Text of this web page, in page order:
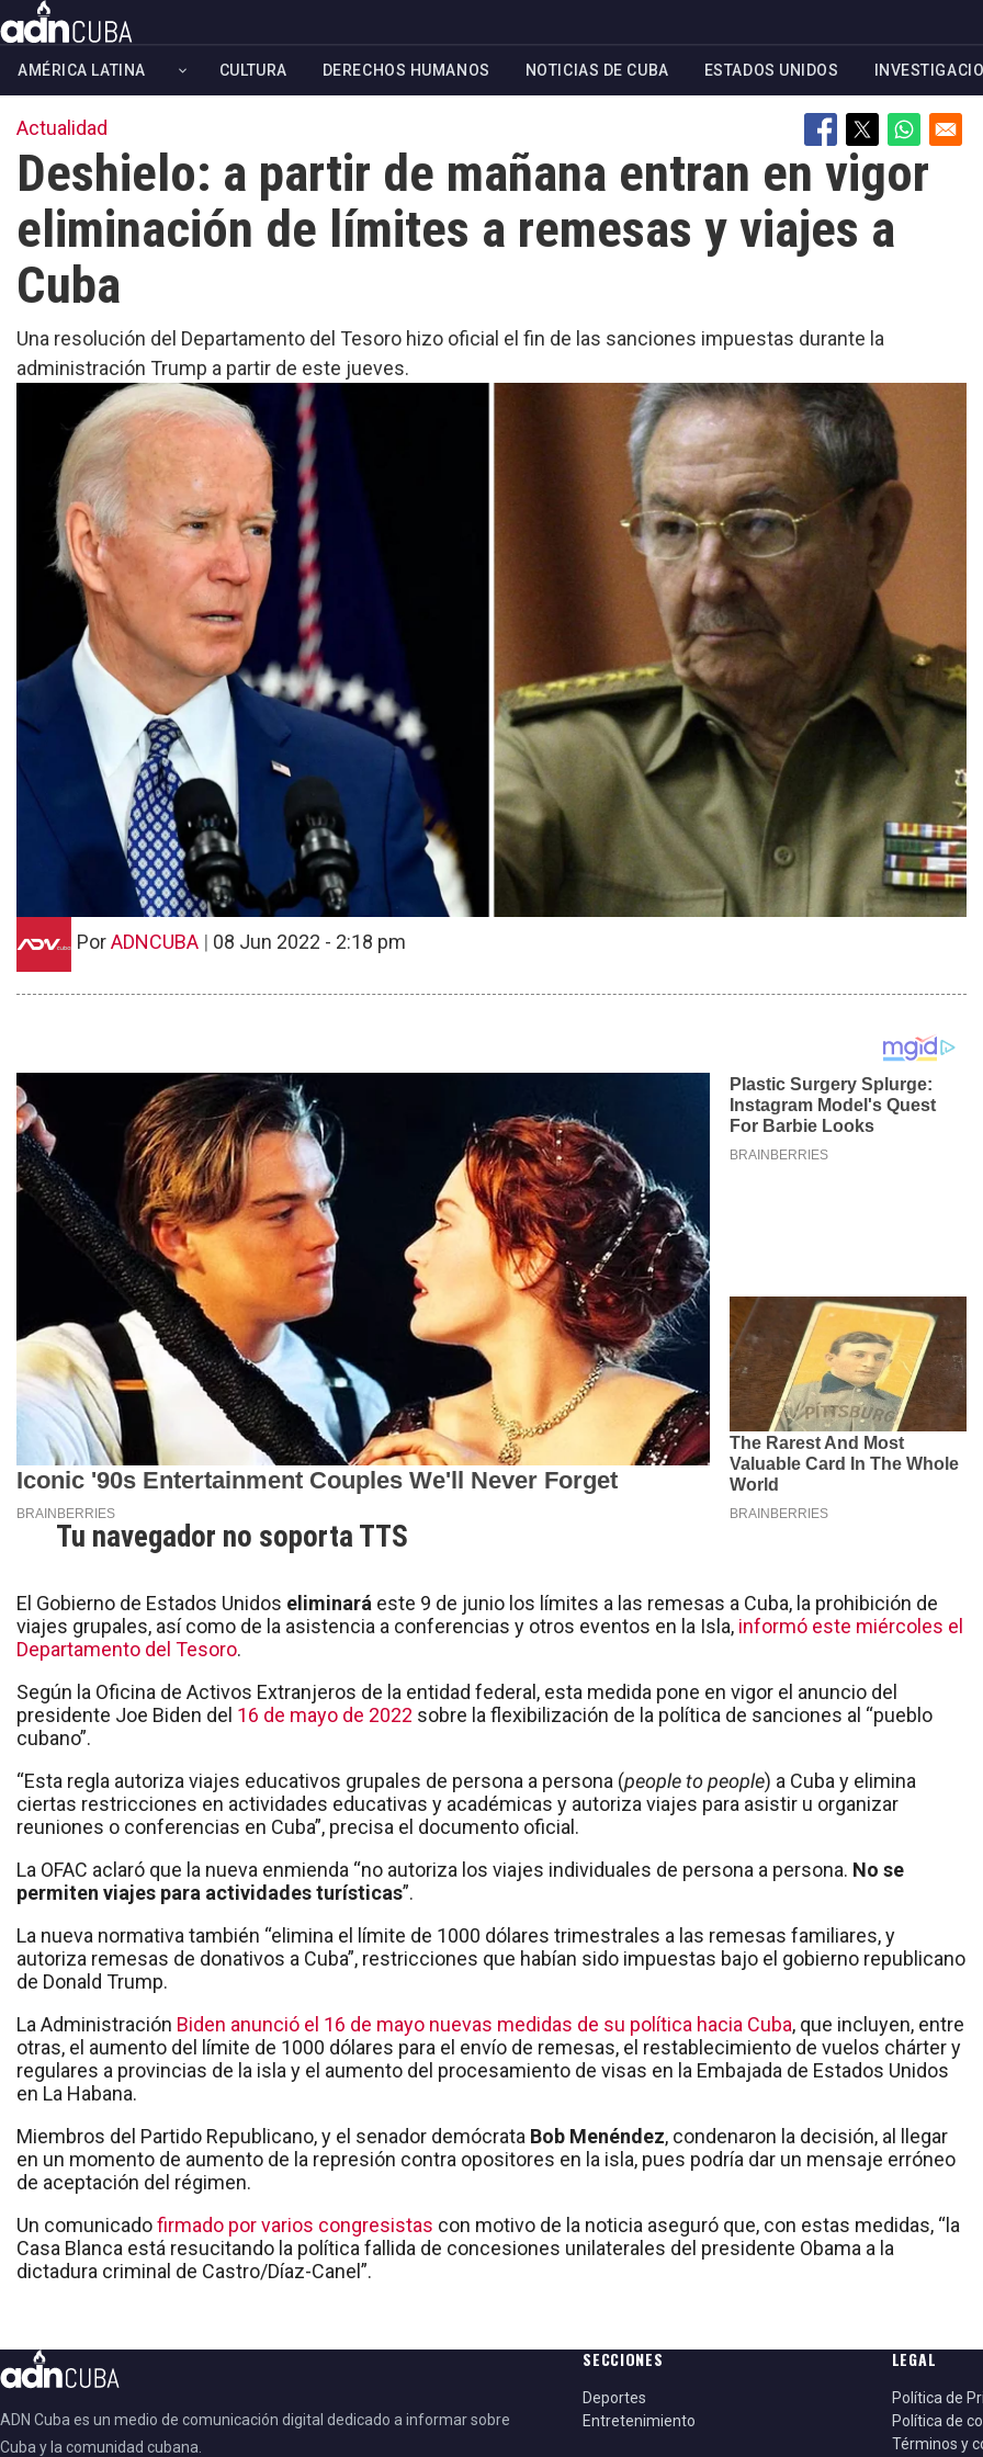
Skip
to
main
AMÉRICA LATINA CULTURA DERECHOS HUMANOS NOTICIAS DE CUBA ESTADOS UNIDOS
Actualidad
Deshielo: a partir de mañana entran en vigor
eliminación de límites a remesas y viajes a
Cuba
Una resolución del Departamento del Tesoro hizo oficial el fin de las sanciones impuestas durante la
administración Trump a partir de este jueves.
PorADNCUBA | 08 Jun 2022 - 2:18 pm
Tu navegador no soporta TTS
El Gobierno de Estados Unidos eliminará este 9 de junio los límites a las remesas a Cuba, la prohibición de
viajes grupales, así como de la asistencia a conferencias y otros eventos en la Isla, informó este miércoles el
Departamento del Tesoro.
Según la Oficina de Activos Extranjeros de la entidad federal, esta medida pone en vigor el anuncio del
presidente Joe Biden del 16 de mayo de 2022 sobre la flexibilización de la política de sanciones al “pueblo
cubano”.
“Esta regla autoriza viajes educativos grupales de persona a persona (people to people) a Cuba y elimina
ciertas restricciones en actividades educativas y académicas y autoriza viajes para asistir u organizar
reuniones o conferencias en Cuba”, precisa el documento oficial.
La OFAC aclaró que la nueva enmienda “no autoriza los viajes individuales de persona a persona. No se
permiten viajes para actividades turísticas”.
La nueva normativa también “elimina el límite de 1000 dólares trimestrales a las remesas familiares, y
autoriza remesas de donativos a Cuba”, restricciones que habían sido impuestas bajo el gobierno republicano
de Donald Trump.
La Administración Biden anunció el 16 de mayo nuevas medidas de su política hacia Cuba, que incluyen, entre
otras, el aumento del límite de 1000 dólares para el envío de remesas, el restablecimiento de vuelos chárter y
regulares a provincias de la isla y el aumento del procesamiento de visas en la Embajada de Estados Unidos
en La Habana.
Miembros del Partido Republicano, y el senador demócrata Bob Menéndez, condenaron la decisión, al llegar
en un momento de aumento de la represión contra opositores en la isla, pues podría dar un mensaje erróneo
de aceptación del régimen.
Un comunicadofirmado por varios congresistas con motivo de la noticia aseguró que, con estas medidas, “la
Casa Blanca está resucitando la política fallida de concesiones unilaterales del presidente Obama a la
dictadura criminal de Castro/Díaz-Canel”.
ADN Cuba es un medio de comunicación digital dedicado a informar sobre
Cuba y la comunidad cubana.
SECCIONES
Deportes
Entretenimiento
LEGAL
Política de
Política de
Términos y